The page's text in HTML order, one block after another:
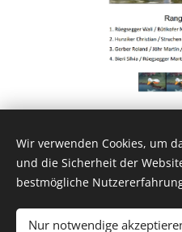
by New-
Wir verwenden Cookies, um
und die Sicherheit der
bestmögliche
Nur notwendige